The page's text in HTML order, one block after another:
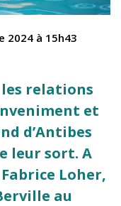
2024à 15h43
relations
et
d’Antibes
leur sort. A
Loher,
au